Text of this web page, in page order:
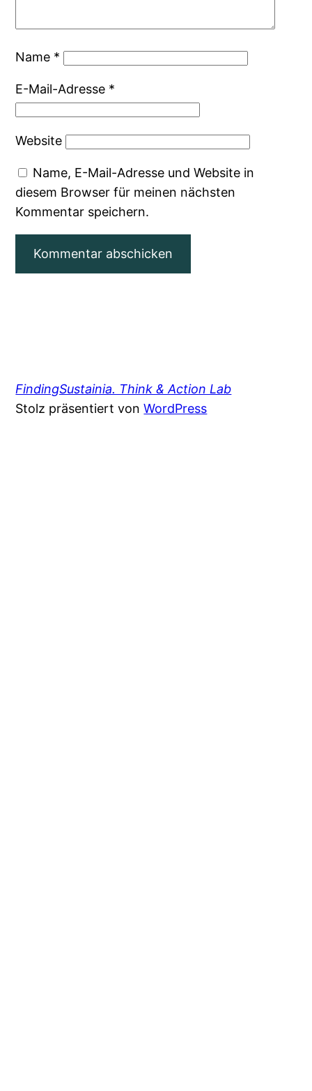
Name *
E-Mail-Adresse *
Website
Name, E-Mail-Adresse und Website in
diesem Browser für meinen nächsten
Kommentar speichern.
FindingSustainia. Think & Action Lab
Stolz präsentiert vonWordPress